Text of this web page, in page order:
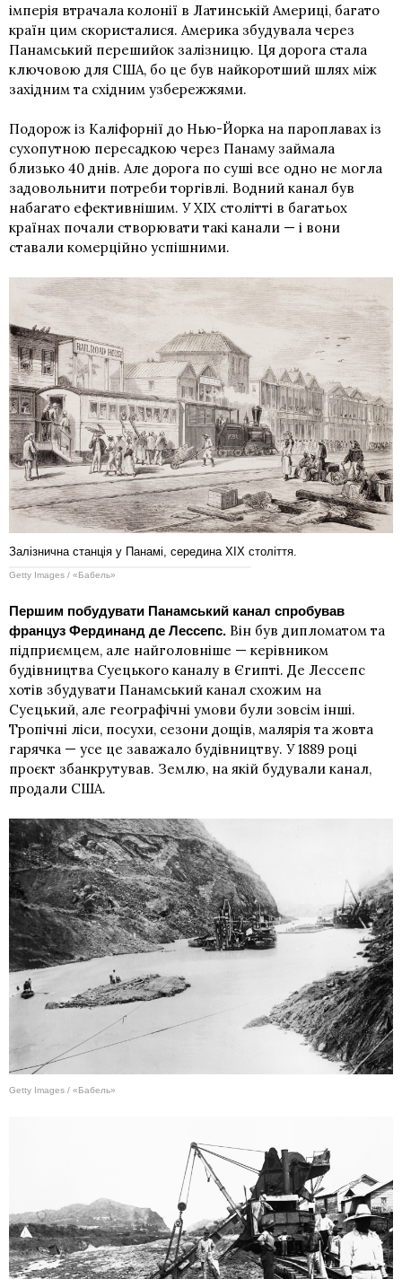
імперія втрачала колонії в Латинській Америці, багато
країн цим скористалися. Америка збудувала через
Панамський перешийок залізницю. Ця дорога стала
ключовою для США, бо це був найкоротший шлях між
західним та східним узбережжями.
Подорож із Каліфорнії до Нью-Йорка на пароплавах із
сухопутною пересадкою через Панаму займала
близько 40 днів. Але дорога по суші все одно не могла
задовольнити потреби торгівлі. Водний канал був
набагато ефективнішим. У ХІХ столітті в багатьох
країнах почали створювати такі канали — і вони
ставали комерційно успішними.
Залізнична станція у Панамі, середина ХІХ століття.
Getty Images / «Бабель»
Першим побудувати Панамський канал спробував
француз Фердинанд де Лессепс. Він був дипломатом та
підприємцем, але найголовніше — керівником
будівництва Суецького каналу в Єгипті. Де Лессепс
хотів збудувати Панамський канал схожим на
Суецький, але географічні умови були зовсім інші.
Тропічні ліси, посухи, сезони дощів, малярія та жовта
гарячка — усе це заважало будівництву. У 1889 році
проєкт збанкрутував. Землю, на якій будували канал,
продали США.
Getty Images / «Бабель»